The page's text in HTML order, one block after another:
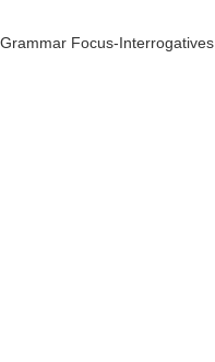
Grammar Focus-Interrogatives